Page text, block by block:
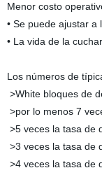
Menor costo
• Se puede ajustar
• La vida de la
Los números de
>White bloques de
>por lo menos 7
>5 veces la tasa de
>3 veces la tasa de
>4 veces la tasa de